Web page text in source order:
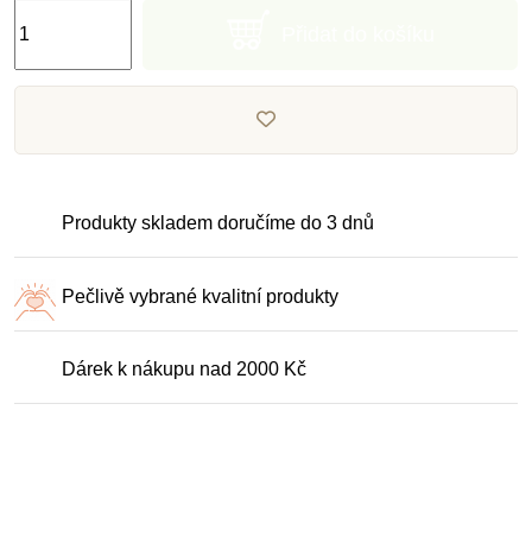
Produkty skladem doručíme do 3 dnů
Pečlivě vybrané kvalitní produkty
Dárek k nákupu nad 2000 Kč